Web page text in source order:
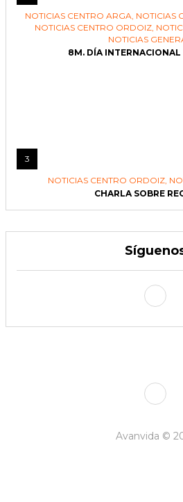
NOTICIAS CENTRO ARGA, NOTICIAS
NOTICIAS CENTRO ORDOIZ,
NOTICIAS
8M. DÍA INTERNACIONAL
3
NOTICIAS CENTRO ORDOIZ,
CHARLA SOBRE
Avanvida ©